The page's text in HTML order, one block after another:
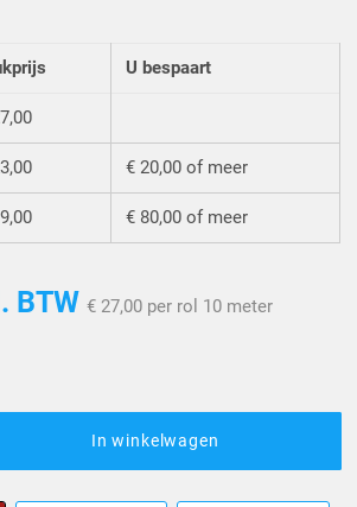
U bespaart
€ 20,00 of meer
€ 80,00 of meer
BTW € 27,00 per rol 10 meter
In winkelwagen